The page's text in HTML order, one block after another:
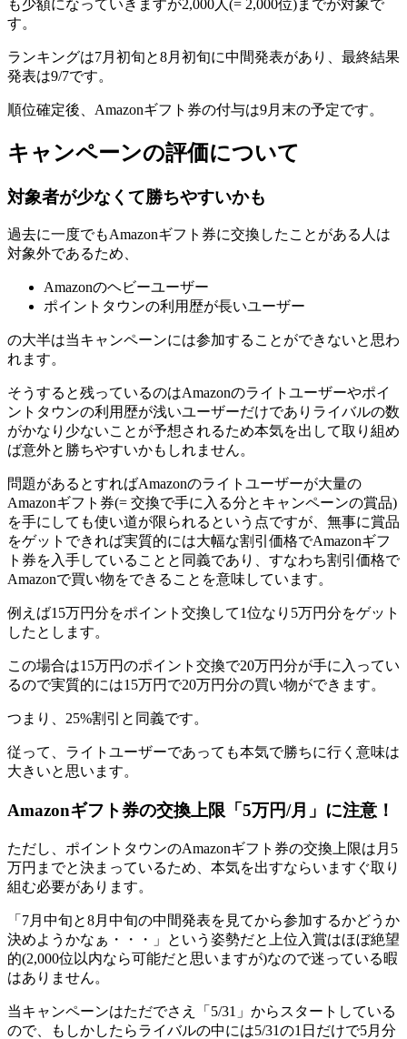
も少額になっていきますが2,000人(= 2,000位)までが対象で
す。
ランキングは7月初旬と8月初旬に中間発表があり、最終結果
発表は9/7です。
順位確定後、Amazonギフト券の付与は9月末の予定です。
キャンペーンの評価について
対象者が少なくて勝ちやすいかも
過去に一度でもAmazonギフト券に交換したことがある人は
対象外であるため、
Amazonのヘビーユーザー
ポイントタウンの利用歴が長いユーザー
の大半は当キャンペーンには参加することができないと思わ
れます。
そうすると残っているのはAmazonのライトユーザーやポイ
ントタウンの利用歴が浅いユーザーだけであり ライバルの数
がかなり少ないことが予想されるため本気を出して取り組め
ば意外と勝ちやすいかもしれません。
問題があるとすればAmazonのライトユーザーが大量の
Amazonギフト券(= 交換で手に入る分とキャンペーンの賞品)
を手にしても使い道が限られるという点ですが、 無事に賞品
をゲットできれば実質的には大幅な割引価格でAmazonギフ
ト券を入手していることと同義であり、すなわち割引価格で
Amazonで買い物をできることを意味しています。
例えば15万円分をポイント交換して1位なり5万円分をゲット
したとします。
この場合は15万円のポイント交換で20万円分が手に入ってい
るので実質的には15万円で20万円分の買い物ができます。
つまり、25%割引と同義です。
従って、ライトユーザーであっても本気で勝ちに行く意味は
大きいと思います。
Amazonギフト券の交換上限「5万円/月」に注意！
ただし、 ポイントタウンのAmazonギフト券の交換上限は月5
万円までと決まっているため、本気を出すならいますぐ取り
組む必要があります。
「7月中旬と8月中旬の中間発表を見てから参加するかどうか
決めようかなぁ・・・」という姿勢だと上位入賞はほぼ絶望
的(2,000位以内なら可能だと思いますが)なので迷っている暇
はありません。
当キャンペーンはただでさえ「5/31」からスタートしている
ので、もしかしたらライバルの中には5/31の1日だけで5月分